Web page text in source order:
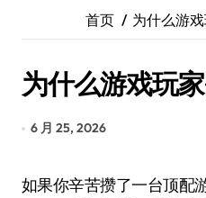
首页 为什么游
为什么游戏玩
6 月 25, 2026
如果你辛苦攒了一台顶配游戏PC，或者刚抢到的